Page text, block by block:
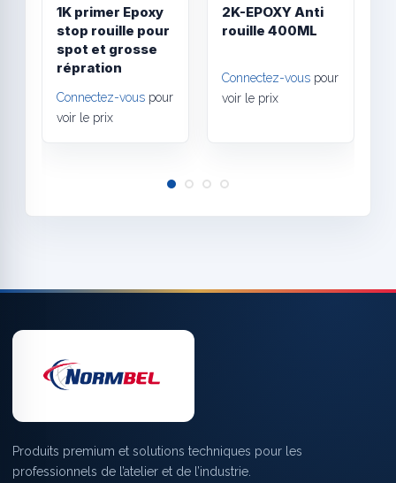
1K primer Epoxy
stop rouille pour
spot et grosse
répration
Connectez-vous pour
voir le prix
2K-EPOXY Anti
rouille 400ML
Connectez-vous pour
voir le prix
Produits premium et solutions techniques pour les
professionnels de l’atelier et de l’industrie.